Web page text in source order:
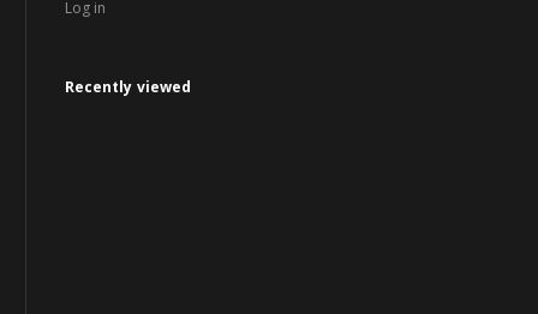
Log in
Recently viewed